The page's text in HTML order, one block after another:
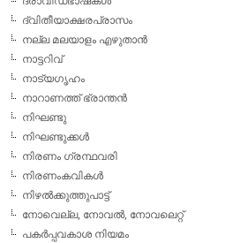
ദ്വിതീയാക്ഷരപ്രാസം
നല്ല മലയാളം എഴുതാന്‍
നാട്ടറിവ്
നാട്യഗൃഹം
നാറാണത്ത് ഭ്രാന്തന്‍
നിഘണ്ടു
നിഘണ്ടുക്കള്‍
നിരണം ഗ്രന്ഥവരി
നിരണംകവികള്‍
നിഴല്‍ക്കുത്തുപാട്ട്
നോവെല്ല, നോവല്‍, നോവലെറ്റ്
പകര്‍പ്പവകാശ നിയമം